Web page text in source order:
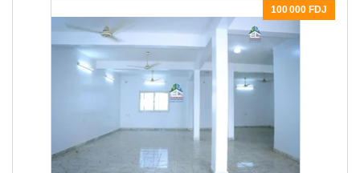
100 000 FDJ